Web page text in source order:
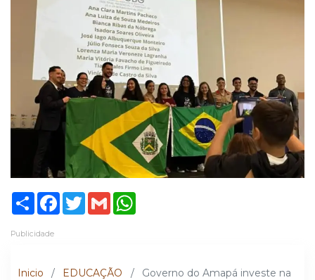
ShareFacebook
TwitterGmail
Publicidade
Inicio / EDUCAÇÃO /
Governo do Amapá investe na